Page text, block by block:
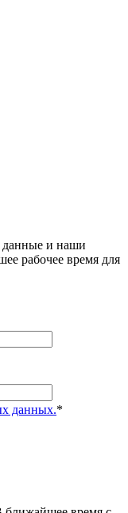
данные и наши
рабочее время для
данных.*